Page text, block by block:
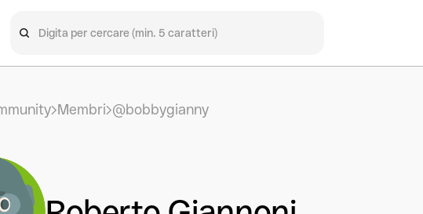
Membri @bobbygianny